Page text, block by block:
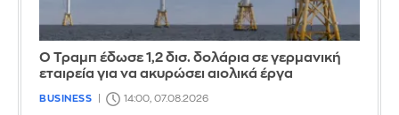
Ο Τραμπ έδωσε 1,2 δισ. δολάρια σε γερμανική
εταιρεία για να ακυρώσει αιολικά έργα
BUSINESS 14:00, 07.08.2026